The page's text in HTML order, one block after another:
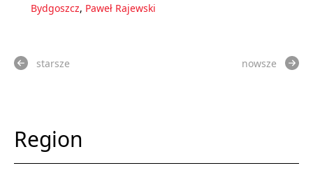
Bydgoszcz, Paweł Rajewski
starsze nowsze
Region